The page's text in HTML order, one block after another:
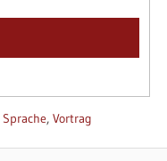
Sprache, Vortrag